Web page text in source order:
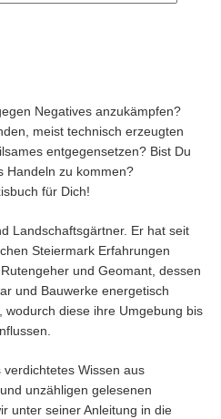
Negatives anzukämpfen?
meist technisch erzeugten
entgegensetzen? Bist Du
Handeln zu kommen?
für Dich!
Landschaftsgärtner. Er hat seit
Steiermark Erfahrungen
und Geomant, dessen
und Bauwerke energetisch
wodurch diese ihre Umgebung bis
Wissen aus
unzähligen gelesenen
unter seiner Anleitung in die